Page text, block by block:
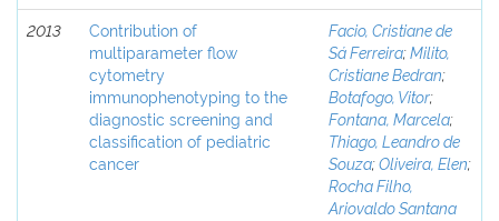
2013
Contribution of
multiparameter flow
cytometry
immunophenotyping to the
diagnostic screening and
classification of pediatric
cancer
Facio, Cristiane de
Sá Ferreira;Milito,
Cristiane Bedran;
Botafogo, Vitor;
Fontana, Marcela;
Thiago, Leandro de
Souza;Oliveira, Elen;
Rocha Filho,
Ariovaldo Santana